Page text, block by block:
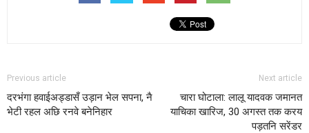
Previous article
दरभंगा हवाईअड्डासँ उड़ान भेल सपना, नै
भेटी रहल अछि रनवे बनेनिहार
Next article
चारा घोटाला: लालू यादवक जमानत
याचिका खारिज, 30 अगस्त तक करय
पड़तनि सरेंडर